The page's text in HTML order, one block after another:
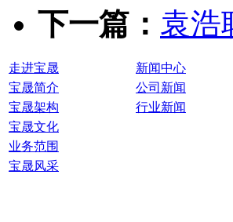
下一篇： 袁浩
走进宝晟 新闻中心
宝晟简介
公司新闻
宝晟架构
行业新闻
宝晟文化
业务范围
宝晟风采